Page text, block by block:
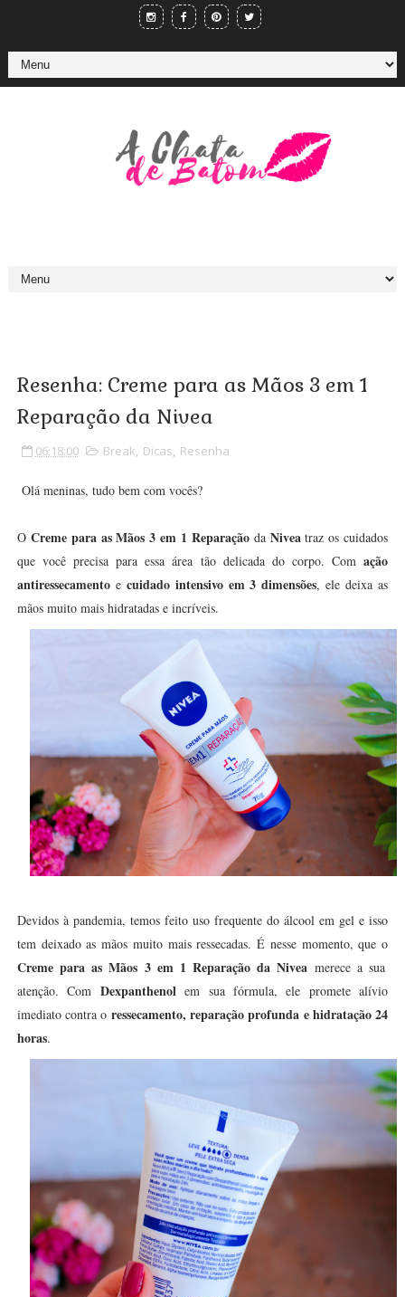
Resenha: Creme para as Mãos 3 em 1
Reparação da Nivea
06:18:00 Break, Dicas, Resenha
Olá meninas, tudo bem com vocês?
O Creme para as Mãos 3 em 1 Reparação da Niveatraz os cuidados
que você precisa para essa área tão delicada do corpo. Comação
antiressecamentoe cuidado intensivo em 3 dimensões, ele deixa as
mãos muito mais hidratadas e incríveis.
Devidos à pandemia, temos feito uso frequente do álcool em gel e isso
tem deixado as mãos muito mais ressecadas. É nesse momento, que o
Creme para as Mãos 3 em 1 Reparação da Nivea merece a sua
atenção. Com Dexpanthenolem sua fórmula, ele promete alívio
imediato contra o ressecamento, reparação profunda e hidratação 24
horas.